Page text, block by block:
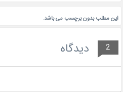
این مطلب بدون برچسب می باشد.
2 دیدگاه